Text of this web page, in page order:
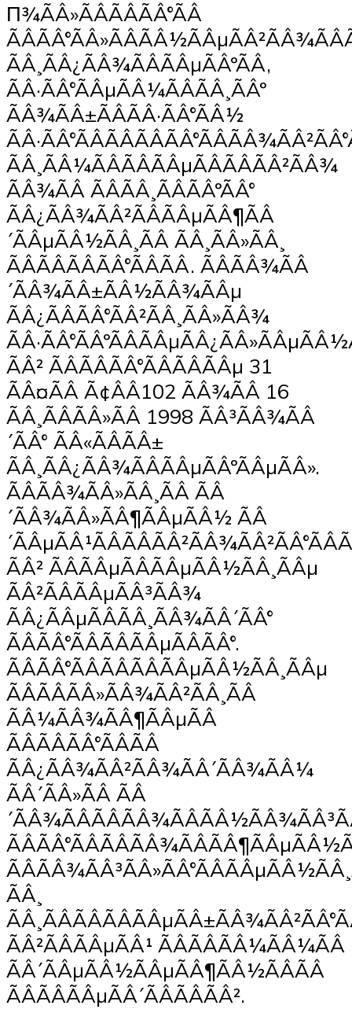
П¾ÃÂ»ÃÂÃÂÃÂ°ÃÂ
ÃÂ¸ÃÂ¿ÃÂ¾ÃÂÃÂµÃÂºÃÂ,
ÃÂ·ÃÂ°ÃÂµÃÂ¼ÃÂÃÂ¸ÃÂº
ÃÂ¾ÃÂ±ÃÂÃÂ·ÃÂ°ÃÂ½
ÃÂ¸ÃÂ¼ÃÂÃÂÃÂµÃÂÃÂÃÂ²ÃÂ¾
ÃÂ¾ÃÂ ÃÂÃÂ¸ÃÂÃÂºÃÂ°
ÃÂ¿ÃÂ¾ÃÂ²ÃÂÃÂµÃÂ¶ÃÂ
´ÃÂµÃÂ½ÃÂ¸ÃÂ ÃÂ¸ÃÂ»ÃÂ¸
ÃÂÃÂÃÂÃÂ°ÃÂÃÂ. ÃÂÃÂ¾ÃÂ
´ÃÂ¾ÃÂ±ÃÂ½ÃÂ¾ÃÂµ
ÃÂ¿ÃÂÃÂ°ÃÂ²ÃÂ¸ÃÂ»ÃÂ¾
ÃÂ² ÃÂÃÂÃÂ°ÃÂÃÂÃÂµ 31
ÃÂ¤ÃÂ Ã¢ÂÂ102 ÃÂ¾ÃÂ 16
ÃÂ¸ÃÂÃÂ»ÃÂ 1998 ÃÂ³ÃÂ¾ÃÂ
´ÃÂ° ÃÂ«ÃÂÃÂ±
ÃÂ¸ÃÂ¿ÃÂ¾ÃÂÃÂµÃÂºÃÂµÃÂ».
ÃÂÃÂ¾ÃÂ»ÃÂ¸ÃÂ ÃÂ
´ÃÂ¾ÃÂ»ÃÂ¶ÃÂµÃÂ½ ÃÂ
ÃÂ² ÃÂÃÂµÃÂÃÂµÃÂ½ÃÂ¸ÃÂµ
ÃÂ²ÃÂÃÂµÃÂ³ÃÂ¾
ÃÂ¿ÃÂµÃÂÃÂ¸ÃÂ¾ÃÂ´ÃÂ°
ÃÂÃÂ°ÃÂÃÂÃÂµÃÂÃÂ°.
ÃÂÃÂ°ÃÂÃÂÃÂÃÂµÃÂ½ÃÂ¸ÃÂµ
ÃÂÃÂÃÂ»ÃÂ¾ÃÂ²ÃÂ¸ÃÂ
ÃÂ¼ÃÂ¾ÃÂ¶ÃÂµÃÂ
ÃÂÃÂÃÂ°ÃÂÃÂ
ÃÂ¿ÃÂ¾ÃÂ²ÃÂ¾ÃÂ´ÃÂ¾ÃÂ¼
ÃÂ´ÃÂ»ÃÂ ÃÂ
ÃÂ¸
ÃÂ²ÃÂÃÂµÃÂ¹ ÃÂÃÂÃÂ¼ÃÂ¼ÃÂ
ÃÂ´ÃÂµÃÂ½ÃÂµÃÂ¶ÃÂ½ÃÂÃÂ
ÃÂÃÂÃÂµÃÂ´ÃÂÃÂÃÂ².